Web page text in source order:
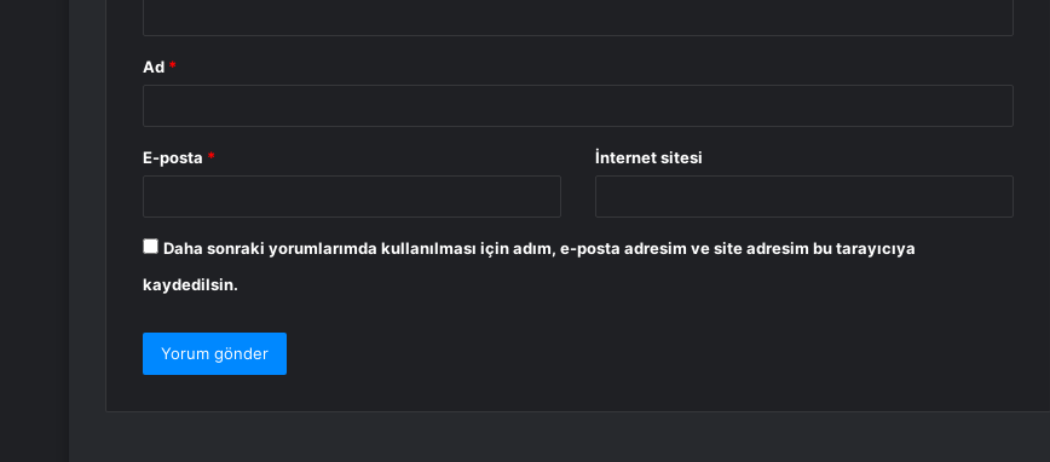
Ad *
E-posta * İnternet sitesi
Daha sonraki yorumlarımda kullanılması için adım, e-posta adresim ve site adresim bu tarayıcıya
kaydedilsin.